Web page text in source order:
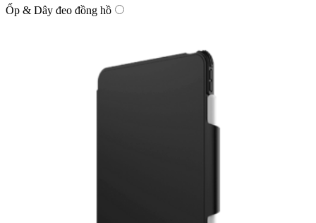
Ốp & Dây đeo đồng hồ